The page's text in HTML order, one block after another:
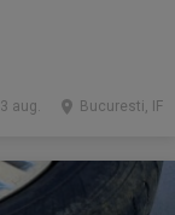
Bucuresti, IF
3 aug.